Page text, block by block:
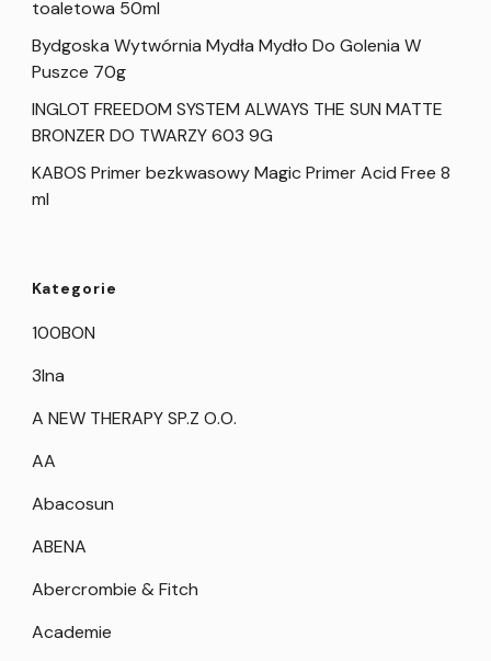
toaletowa 50ml
Bydgoska Wytwórnia Mydła Mydło Do Golenia W
Puszce 70g
INGLOT FREEDOM SYSTEM ALWAYS THE SUN MATTE
BRONZER DO TWARZY 603 9G
KABOS Primer bezkwasowy Magic Primer Acid Free 8
ml
Kategorie
100BON
3Ina
A NEW THERAPY SP.Z O.O.
AA
Abacosun
ABENA
Abercrombie & Fitch
Academie